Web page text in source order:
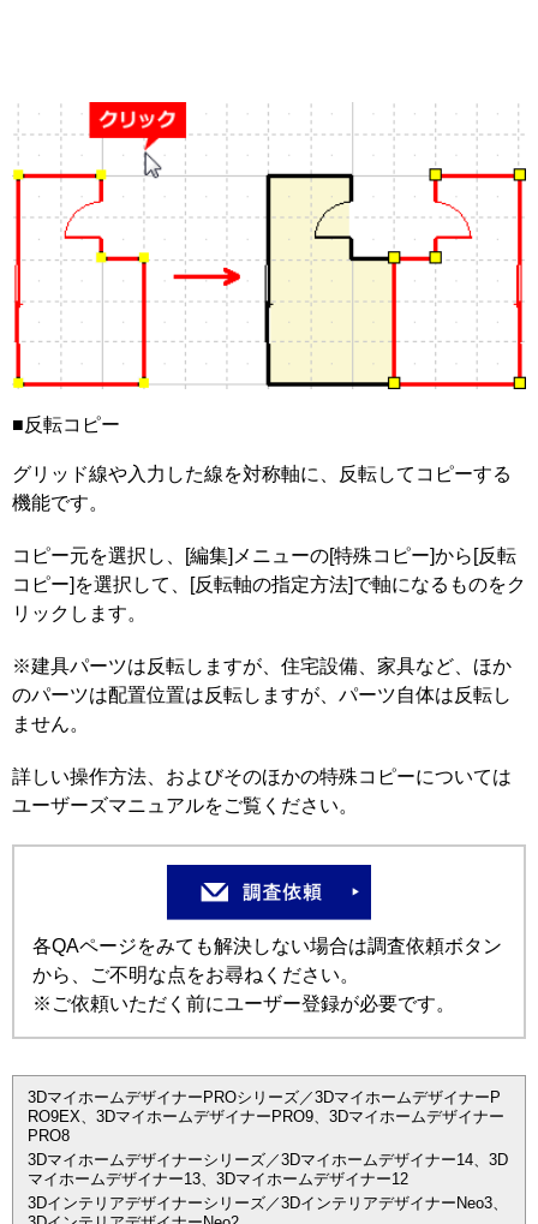
■反転コピー
グリッド線や入力した線を対称軸に、反転してコピーする
機能です。
コピー元を選択し、[編集]メニューの[特殊コピー]から[反転
コピー]を選択して、[反転軸の指定方法]で軸になるものをク
リックします。
※建具パーツは反転しますが、住宅設備、家具など、ほか
のパーツは配置位置は反転しますが、パーツ自体は反転し
ません。
詳しい操作方法、およびそのほかの特殊コピーについては
ユーザーズマニュアルをご覧ください。
各QAページをみても解決しない場合は調査依頼ボタン
から、ご不明な点をお尋ねください。
※ご依頼いただく前にユーザー登録が必要です。
3DマイホームデザイナーPROシリーズ／3DマイホームデザイナーP
RO9EX、3DマイホームデザイナーPRO9、3Dマイホームデザイナー
PRO8
3Dマイホームデザイナーシリーズ／3Dマイホームデザイナー14、3D
マイホームデザイナー13、3Dマイホームデザイナー12
3Dインテリアデザイナーシリーズ／3DインテリアデザイナーNeo3、